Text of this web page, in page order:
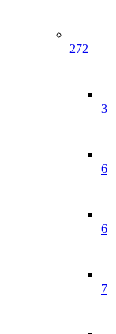
272
3
6
6
7